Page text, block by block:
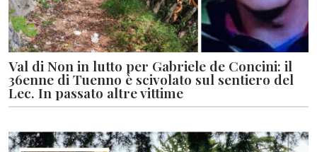
Val di Non in lutto per Gabriele de Concini: il
36enne di Tuenno è scivolato sul sentiero del
Lec. In passato altre vittime